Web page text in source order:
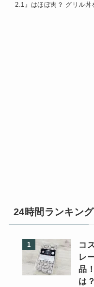
2.1』はほぼ肉？ グリル
24時間ランキン
コ
レ
品
は？